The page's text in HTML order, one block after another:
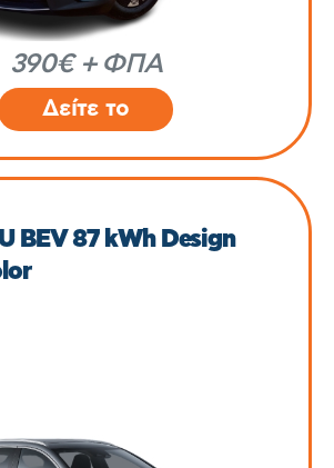
390€ + ΦΠΑ
Δείτε το
BEV 87 kWh Design